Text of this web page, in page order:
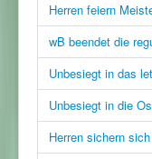
Herren feiern
wB beendet die
Unbesiegt in das
Unbesiegt in die
Herren sichern